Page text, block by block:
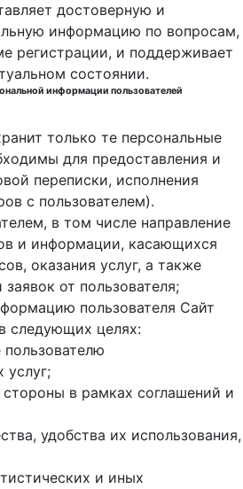
достоверную и
информацию по вопросам,
регистрации, и поддерживает
состоянии.
информации пользователей
только те персональные
для предоставления и
переписки, исполнения
с пользователем).
в том числе направление
и информации, касающихся
оказания услуг, а также
от пользователя;
пользователя Сайт
следующих целях:
пользователю
услуг;
в рамках соглашений и
удобства их использования,
и иных